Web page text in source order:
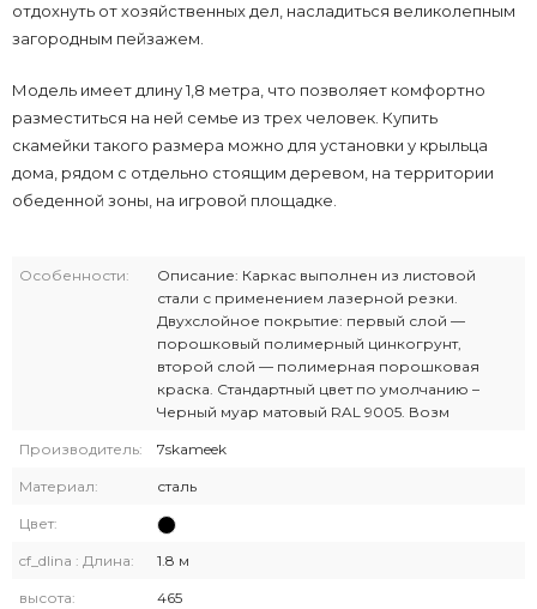
отдохнуть от хозяйственных дел, насладиться великолепным
загородным пейзажем.
Модель имеет длину 1,8 метра, что позволяет комфортно
разместиться на ней семье из трех человек. Купить
скамейки такого размера можно для установки у крыльца
дома, рядом с отдельно стоящим деревом, на территории
обеденной зоны, на игровой площадке.
Особенности:
Описание: Каркас выполнен из листовой
стали с применением лазерной резки.
Двухслойное покрытие: первый слой —
порошковый полимерный цинкогрунт,
второй слой — полимерная порошковая
краска. Стандартный цвет по умолчанию –
Черный муар матовый RAL 9005. Возм
Производитель: 7skameek
Материал: сталь
Цвет:
cf_dlina : Длина: 1.8 м
высота: 465